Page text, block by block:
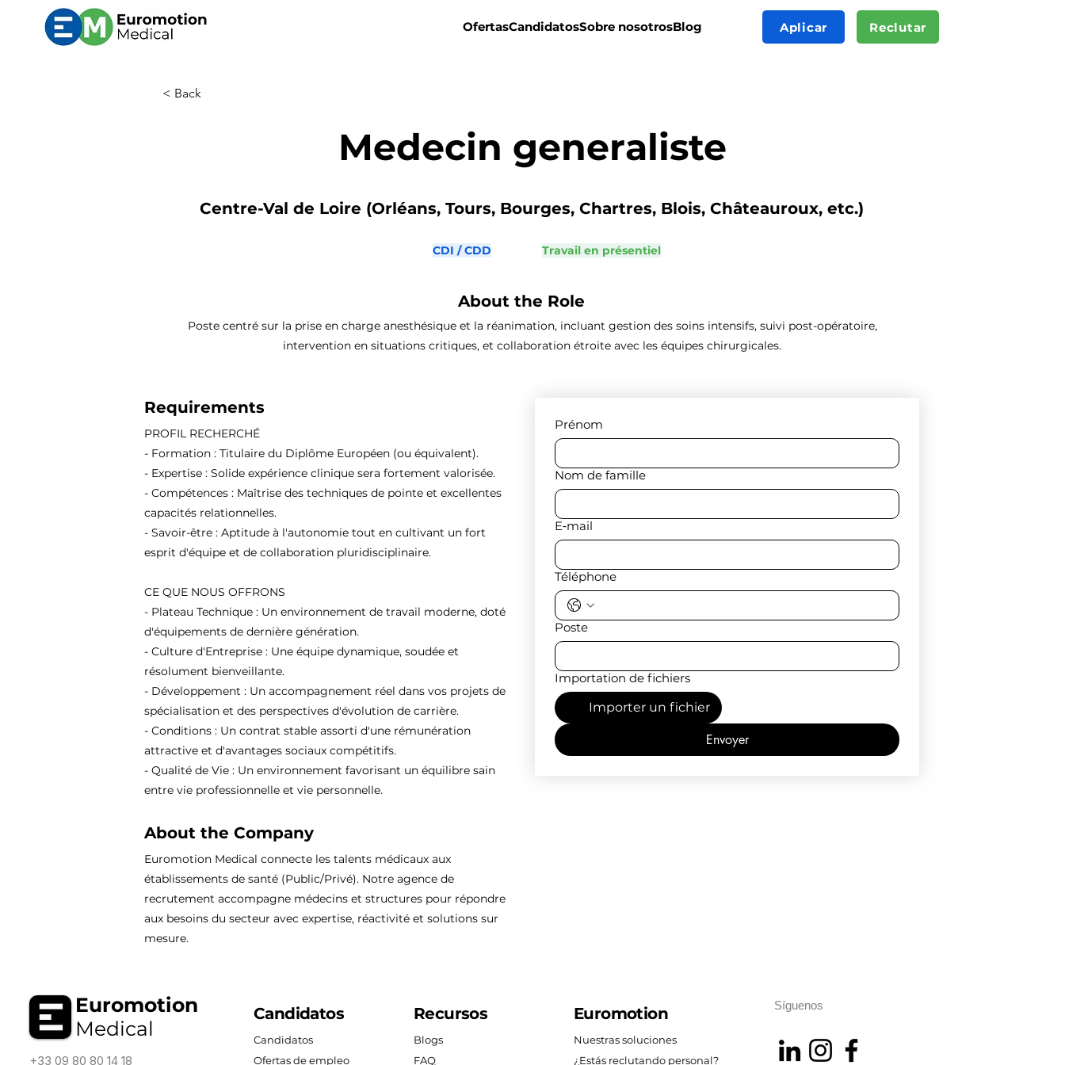
OfertasCandidatosSobre nosotrosBlog Aplicar Reclutar
< Back
Medecin generaliste
Centre-Val de Loire (Orléans, Tours, Bourges, Chartres, Blois, Châteauroux, etc.)
CDI / CDD Travail en présentiel
About the Role
Poste centré sur la prise en charge anesthésique et la réanimation, incluant gestion des soins intensifs, suivi post-opératoire,
intervention en situations critiques, et collaboration étroite avec les équipes chirurgicales.
Requirements
PROFIL RECHERCHÉ
- Formation : Titulaire du Diplôme Européen (ou équivalent).
- Expertise : Solide expérience clinique sera fortement valorisée.
- Compétences : Maîtrise des techniques de pointe et excellentes
capacités relationnelles.
- Savoir-être : Aptitude à l'autonomie tout en cultivant un fort
esprit d'équipe et de collaboration pluridisciplinaire.
CE QUE NOUS OFFRONS
- Plateau Technique : Un environnement de travail moderne, doté
d'équipements de dernière génération.
- Culture d'Entreprise : Une équipe dynamique, soudée et
résolument bienveillante.
- Développement : Un accompagnement réel dans vos projets de
spécialisation et des perspectives d'évolution de carrière.
- Conditions : Un contrat stable assorti d'une rémunération
attractive et d'avantages sociaux compétitifs.
- Qualité de Vie : Un environnement favorisant un équilibre sain
entre vie professionnelle et vie personnelle.
About the Company
Euromotion Medical connecte les talents médicaux aux
établissements de santé (Public/Privé). Notre agence de
recrutement accompagne médecins et structures pour répondre
aux besoins du secteur avec expertise, réactivité et solutions sur
mesure.
Prénom
Nom de famille
E‑mail
Téléphone
Poste
Importation de fichiers
Importer un fichier
Envoyer
Euromotion
Medical
+33 09 80 80 14 18
Candidatos
Candidatos
Ofertas de empleo
Recursos
Blogs
FAQ
Euromotion
Nuestras soluciones
¿Estás reclutando personal?
Síguenos